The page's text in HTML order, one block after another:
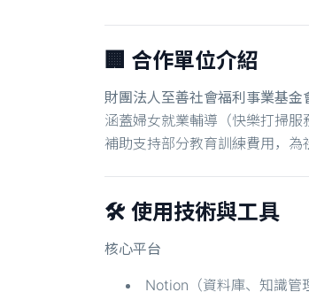
🏢 合作單位介紹
財團法人至善社會福利事業基金
涵蓋婦女就業輔導（快樂打掃
補助支持部分教育訓練費用，為
🛠️ 使用技術與工具
核心平台
Notion（資料庫、知識管